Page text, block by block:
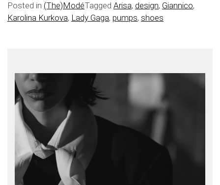
Posted in (The)ModéTagged Arisa, design, Giannico,
Karolina Kurkova, Lady Gaga, pumps, shoes